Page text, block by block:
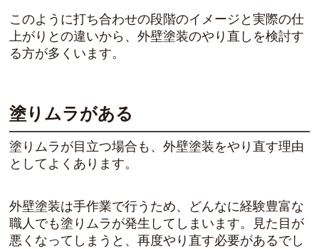
このように打ち合わせの段階のイメージと実際の仕
上がりとの違いから、外壁塗装のやり直しを検討す
る方が多くいます。
塗りムラがある
塗りムラが目立つ場合も、外壁塗装をやり直す理由
としてよくあります。
外壁塗装は手作業で行うため、どんなに経験豊富な
職人でも塗りムラが発生してしまいます。見た目が
悪くなってしまうと、再度やり直す必要があるでし